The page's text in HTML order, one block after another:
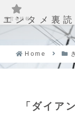
エンタメ裏
Home
「ダイア
運営者情報